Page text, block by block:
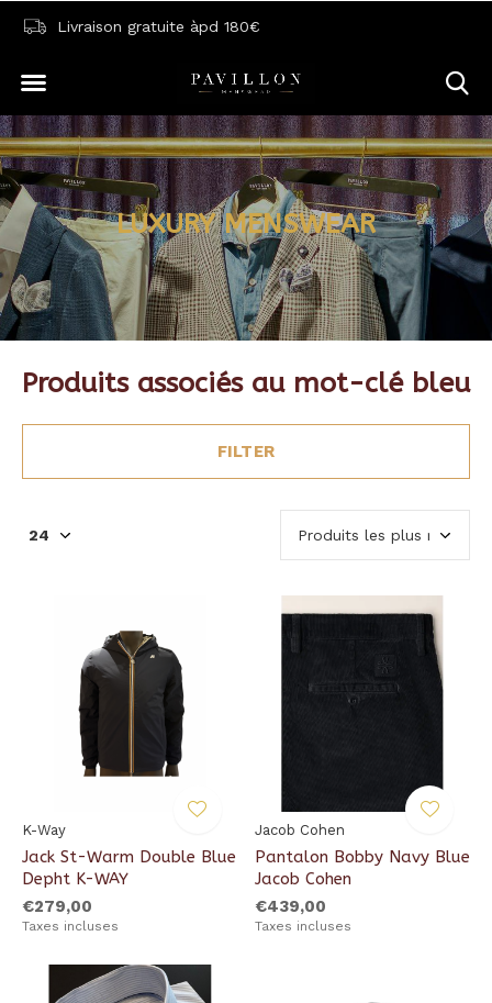
Livraison gratuite àpd 180€
LUXURY MENSWEAR
Produits associés au mot-clé bleu
FILTER
K-Way
Jack St-Warm Double Blue
Depht K-WAY
€279,00
Taxes incluses
Jacob Cohen
Pantalon Bobby Navy Blue
Jacob Cohen
€439,00
Taxes incluses